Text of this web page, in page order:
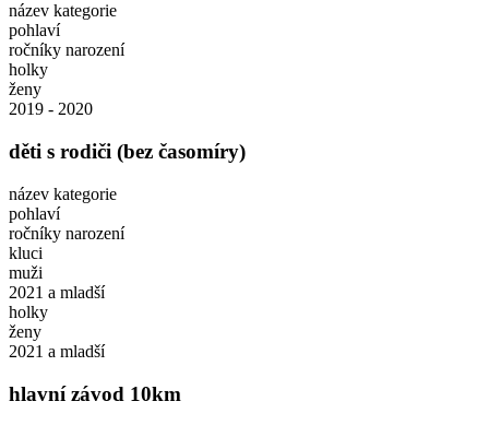
název kategorie
pohlaví
ročníky narození
holky
ženy
2019 - 2020
děti s rodiči (bez časomíry)
název kategorie
pohlaví
ročníky narození
kluci
muži
2021 a mladší
holky
ženy
2021 a mladší
hlavní závod 10km